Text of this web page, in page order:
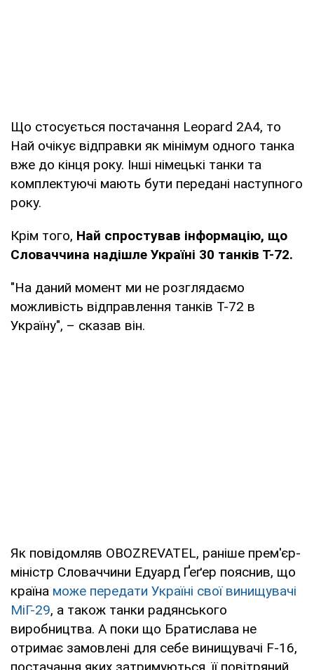
Що стосується постачання Leopard 2A4, то
Най очікує відправки як мінімум одного танка
вже до кінця року. Інші німецькі танки та
комплектуючі мають бути передані наступного
року.
Крім того, Най спростував інформацію, що
Словаччина надішле Україні 30 танків Т-72.
"На даний момент ми не розглядаємо
можливість відправлення танків Т-72 в
Україну", – сказав він.
Як повідомляв OBOZREVATEL, раніше прем'єр-
міністр Словаччини Едуард Ґеґер пояснив, що
країна може передати Україні свої винищувачі
МіГ-29, а також танки радянського
виробництва. А поки що Братислава не
отримає замовлені для себе винищувачі F-16,
постачання яких затримуються, її повітряний